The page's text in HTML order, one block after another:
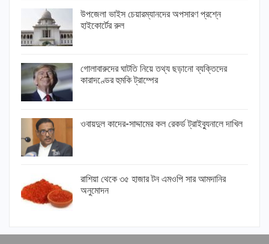
উপজেলা ভাইস চেয়ারম্যানদের অপসারণ প্রশ্নে
হাইকোর্টের রুল
গোলাবারুদের ঘাটতি নিয়ে তথ্য ছড়ানো ব্যক্তিদের
কারাদণ্ডের হুমকি ট্রাম্পের
ওবায়দুল কাদের-সাদ্দামের কল রেকর্ড ট্রাইব্যুনালে দাখিল
রাশিয়া থেকে ৩৫ হাজার টন এমওপি সার আমদানির
অনুমোদন